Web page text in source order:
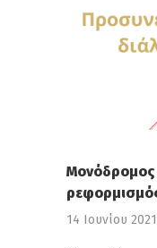
Μονόδρομος
14 Ιουνίου 2021